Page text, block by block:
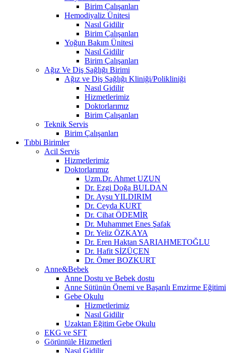
Birim Çalışanları
Hemodiyaliz Ünitesi
Nasıl Gidilir
Birim Çalışanları
Yoğun Bakım Ünitesi
Nasıl Gidilir
Birim Çalışanları
Ağız Ve Diş Sağlığı Birimi
Ağız ve Diş Sağlığı Kliniği/Polikliniği
Nasıl Gidilir
Hizmetlerimiz
Doktorlarımız
Birim Çalışanları
Teknik Servis
Birim Çalışanları
Tıbbi Birimler
Acil Servis
Hizmetlerimiz
Doktorlarımız
Uzm.Dr. Ahmet UZUN
Dr. Ezgi Doğa BULDAN
Dr. Aysu YILDIRIM
Dr. Ceyda KURT
Dr. Cihat ÖDEMİR
Dr. Muhammet Enes Şafak
Dr. Yeliz ÖZKAYA
Dr. Eren Haktan SARIAHMETOĞLU
Dr. Hafit SİZÜÇEN
Dr. Ömer BOZKURT
Anne&Bebek
Anne Dostu ve Bebek dostu
Anne Sütünün Önemi ve Başarılı Emzirme Eğitimi
Gebe Okulu
Hizmetlerimiz
Nasıl Gidilir
Uzaktan Eğitim Gebe Okulu
EKG ve SFT
Görüntüle Hizmetleri
Nasıl Gidilir